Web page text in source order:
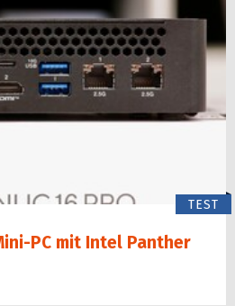
TEST
PC mit Intel Panther